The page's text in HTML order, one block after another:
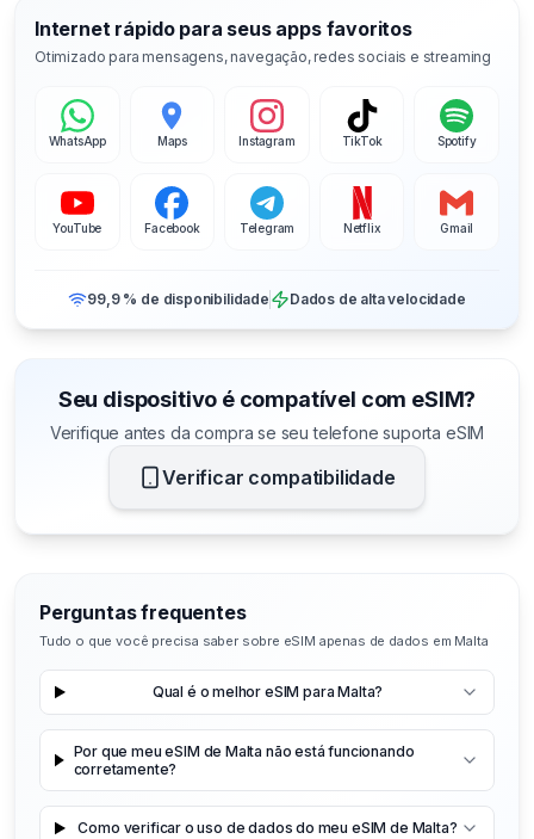
Internet rápido para seus apps favoritos
Otimizado para mensagens, navegação, redes sociais e streaming
WhatsApp Maps Instagram TikTok Spotify
YouTube Facebook Telegram Netflix Gmail
99,9 % de disponibilidade Dados de alta velocidade
Seu dispositivo é compatível com eSIM?
Verifique antes da compra se seu telefone suporta eSIM
Verificar compatibilidade
Perguntas frequentes
Tudo o que você precisa saber sobre eSIM apenas de dados em Malta
Qual é o melhor eSIM para Malta?
Por que meu eSIM de Malta não está funcionando
corretamente?
Como verificar o uso de dados do meu eSIM de Malta?